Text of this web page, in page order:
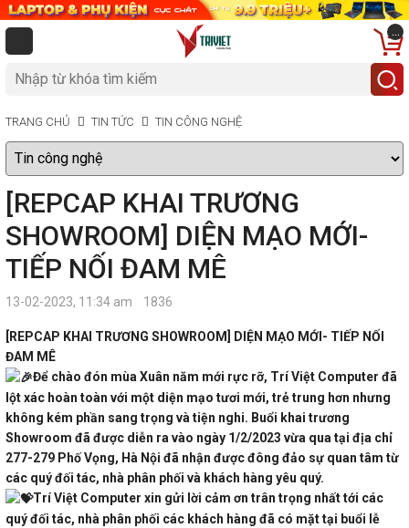
...
TRANG CHỦ TIN TỨC TIN CÔNG NGHỆ
[REPCAP KHAI TRƯƠNG
SHOWROOM] DIỆN MẠO MỚI-
TIẾP NỐI ĐAM MÊ
13-02-2023, 11:34 am 1836
[REPCAP KHAI TRƯƠNG SHOWROOM] DIỆN MẠO MỚI- TIẾP NỐI
ĐAM MÊ
Để chào đón mùa Xuân năm mới rực rỡ, Trí Việt Computer đã
lột xác hoàn toàn với một diện mạo tươi mới, trẻ trung hơn nhưng
không kém phần sang trọng và tiện nghi. Buổi khai trương
Showroom đã được diễn ra vào ngày 1/2/2023 vừa qua tại địa chỉ
277-279 Phố Vọng, Hà Nội đã nhận được đông đảo sự quan tâm từ
các quý đối tác, nhà phân phối và khách hàng yêu quý.
Trí Việt Computer xin gửi lời cảm ơn trân trọng nhất tới các
quý đối tác, nhà phân phối các khách hàng đã có mặt tại buổi lễ